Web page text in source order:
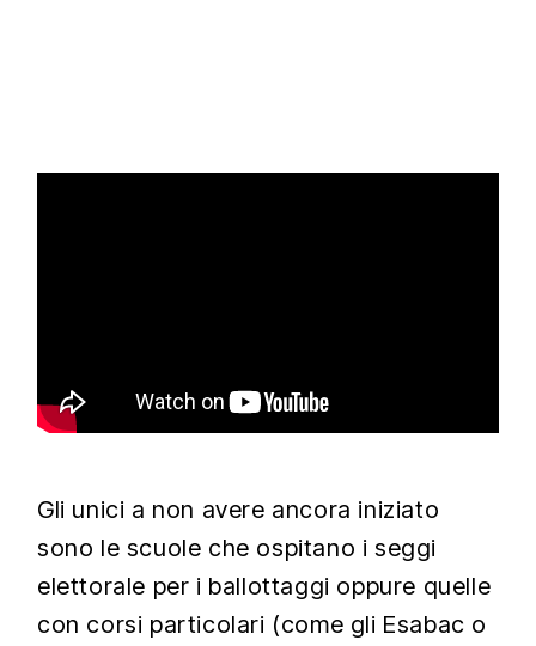
Gli unici a non avere ancora iniziato
sono le scuole che ospitano i seggi
elettorale per i ballottaggi oppure quelle
con corsi particolari (come gli Esabac o